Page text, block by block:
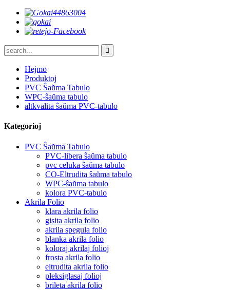
Hejmo
Produktoj
PVC Ŝaŭma Tabulo
WPC-ŝaŭma tabulo
altkvalita ŝaŭma PVC-tabulo
Kategorioj
PVC Ŝaŭma Tabulo
PVC-libera ŝaŭma tabulo
pvc celuka ŝaŭma tabulo
CO-Eltrudita ŝaŭma tabulo
WPC-ŝaŭma tabulo
kolora PVC-tabulo
Akrila Folio
klara akrila folio
gisita akrila folio
akrila spegula folio
blanka akrila folio
koloraj akrilaj folioj
frosta akrila folio
eltrudita akrila folio
pleksiglasaj folioj
brileta akrila folio